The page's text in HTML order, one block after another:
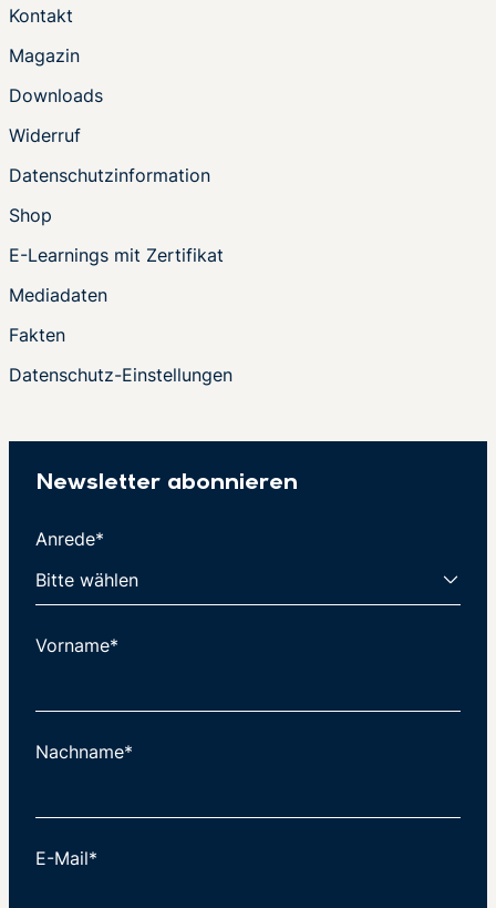
Kontakt
Magazin
Downloads
Widerruf
Datenschutzinformation
Shop
E-Learnings mit Zertifikat
Mediadaten
Fakten
Datenschutz-Einstellungen
Newsletter abonnieren
Anrede*
Vorname*
Nachname*
E-Mail*